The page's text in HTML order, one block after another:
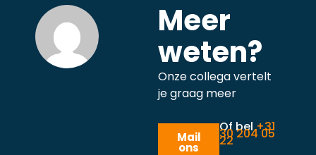
Meer
weten?
Onze collega vertelt
je graag meer
Mail
ons
Of bel+31
30 204 05
22